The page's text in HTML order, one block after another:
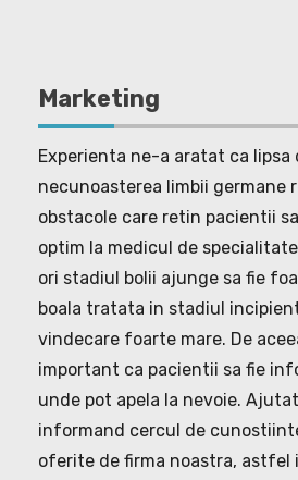
Marketing
Experienta ne-a aratat ca
necunoasterea limbii germane
obstacole care retin pacientii
optim la medicul de
ori stadiul bolii ajunge sa fie
boala tratata in stadiul
vindecare foarte mare. De
important ca pacientii sa fie
unde pot apela la nevoie.
informand cercul de
oferite de firma noastra, astfel